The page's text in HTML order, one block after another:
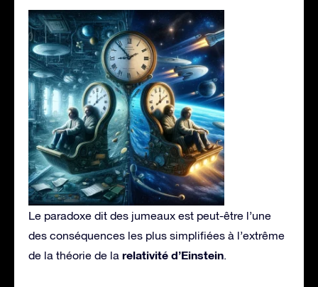
Le paradoxe dit des jumeaux est peut-être l’une
des conséquences les plus simplifiées à l’extrême
de la théorie de la relativité d’Einstein.